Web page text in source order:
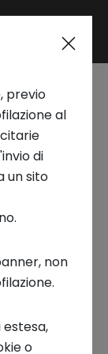
Area riservata
-
dei
rischi
per la
confermati
previo
al
di
un sito
non
o